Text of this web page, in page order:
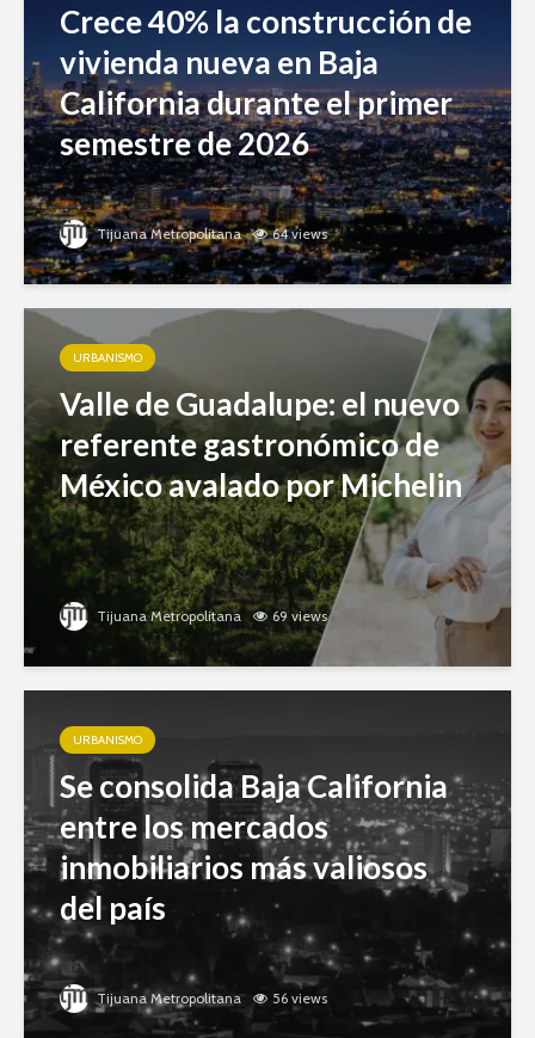
Crece 40% la construcción de
vivienda nueva en Baja
California durante el primer
semestre de 2026
Tijuana Metropolitana 64 views
URBANISMO
Valle de Guadalupe: el nuevo
referente gastronómico de
México avalado por Michelin
Tijuana Metropolitana 69 views
URBANISMO
Se consolida Baja California
entre los mercados
inmobiliarios más valiosos
del país
Tijuana Metropolitana 56 views